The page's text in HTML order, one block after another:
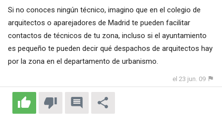
Si no conoces ningún técnico, imagino que en el colegio de
arquitectos o aparejadores de Madrid te pueden facilitar
contactos de técnicos de tu zona, incluso si el ayuntamiento
es pequeño te pueden decir qué despachos de arquitectos hay
por la zona en el departamento de urbanismo.
el 23 jun. 09